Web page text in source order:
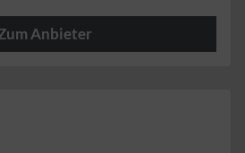
Anbieter